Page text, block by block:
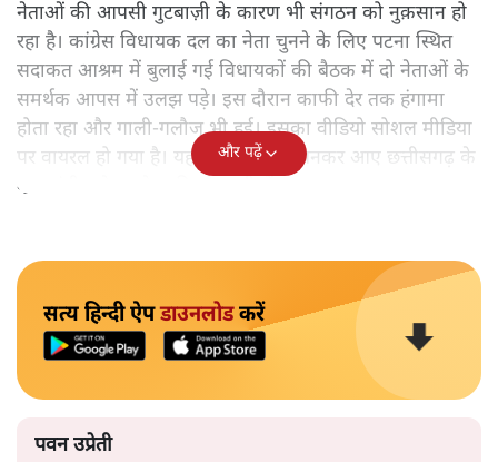
नेताओं की आपसी गुटबाज़ी के कारण भी संगठन को नुक़सान हो
रहा है। कांग्रेस विधायक दल का नेता चुनने के लिए पटना स्थित
सदाकत आश्रम में बुलाई गई विधायकों की बैठक में दो नेताओं के
समर्थक आपस में उलझ पड़े। इस दौरान काफी देर तक हंगामा
होता रहा और गाली-गलौज भी हुई। इसका वीडियो सोशल मीडिया
पर वायरल हो गया है। यह सब पर्यवेक्षक बनकर आए छत्तीसगढ़ के
मुख्यमंत्री भूपेश बघेल की मौजूदगी में हुआ।
और पढ़ें
सत्य हिन्दी ऐपडाउनलोडकरें
पवन उप्रेती